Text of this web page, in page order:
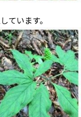
ています。